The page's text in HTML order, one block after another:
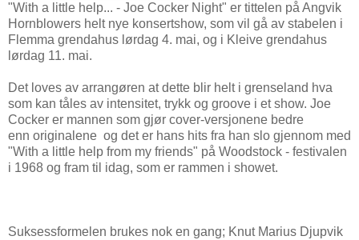
"With a little help... - Joe Cocker Night" er tittelen på Angvik
Hornblowers helt nye konsertshow, som vil gå av stabelen i
Flemma grendahus lørdag 4. mai, og i Kleive grendahus
lørdag 11. mai.
Det loves av arrangøren at dette blir helt i grenseland hva
som kan tåles av intensitet, trykk og groove i et show. Joe
Cocker er mannen som gjør cover-versjonene bedre
enn originalene og det er hans hits fra han slo gjennom med
"With a little help from my friends" på Woodstock - festivalen
i 1968 og fram til idag, som er rammen i showet.
Suksessformelen brukes nok en gang; Knut Marius Djupvik